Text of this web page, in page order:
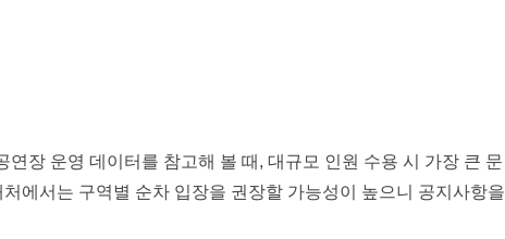
장 운영 데이터를 참고해 볼 때, 대규모 인원 수용 시 가장 큰 문
처에서는 구역별 순차 입장을 권장할 가능성이 높으니 공지사항을